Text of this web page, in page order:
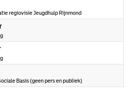
regiovisie Jeugdhulp Rijnmond
2025
2025
Basis (geen pers en publiek)